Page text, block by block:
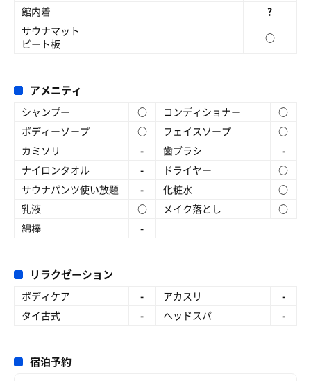
館内着
?
サウナマット
ビート板
○
アメニティ
シャンプー ○ コンディショナー
○
ボディーソープ
○ フェイスソープ
○
カミソリ
- 歯ブラシ
-
ナイロンタオル
- ドライヤー
○
サウナパンツ使い放題
- 化粧水
○
乳液
○ メイク落とし
○
綿棒
-
リラクゼーション
ボディケア - アカスリ
-
タイ古式
- ヘッドスパ -
宿泊予約